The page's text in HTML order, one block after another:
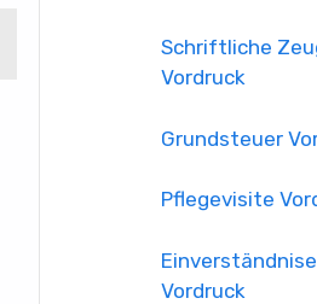
Schriftliche
Vordruck
Grundsteuer
Pflegevisite
Vordruck